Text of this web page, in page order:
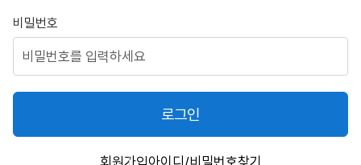
비밀번호
로그인
회원가입아이디/비밀번호찾기